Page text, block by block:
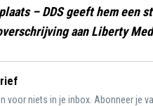
– DDS geeft hem een
aan Liberty
voor niets in je inbox. Abonneer je